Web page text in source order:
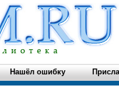
Нашёл ошибку